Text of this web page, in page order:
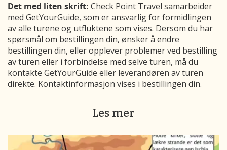
Det med liten skrift: Check Point Travel samarbeider
med GetYourGuide, som er ansvarlig for formidlingen
av alle turene og utfluktene som vises. Dersom du har
spørsmål om bestillingen din, ønsker å endre
bestillingen din, eller opplever problemer ved bestilling
av turen eller i forbindelse med selve turen, må du
kontakte GetYourGuide eller leverandøren av turen
direkte. Kontaktinformasjon vises i bestillingen din.
Les mer